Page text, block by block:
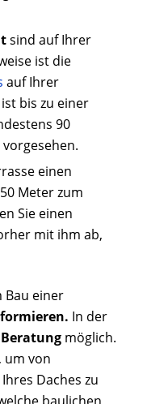
sind auf Ihrer
ist die
auf Ihrer
bis zu einer
90
einen
Meter zum
Sie einen
mit ihm ab,
Bau einer
In der
Beratungmöglich.
um von
Daches zu